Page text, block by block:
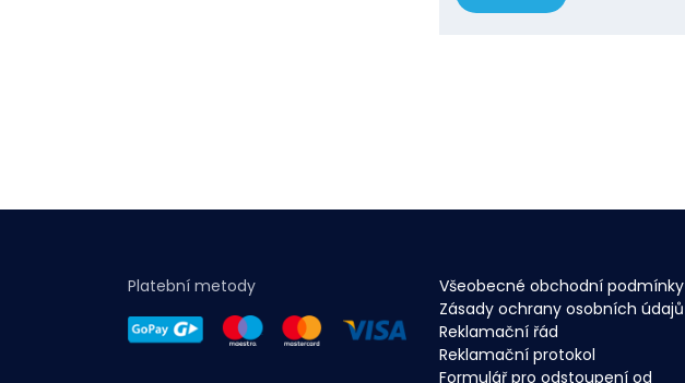
Platební metody
Všeobecné obchodní podmínky
Zásady ochrany osobních údajů
Reklamační řád
Reklamační protokol
Formulář pro odstoupení od